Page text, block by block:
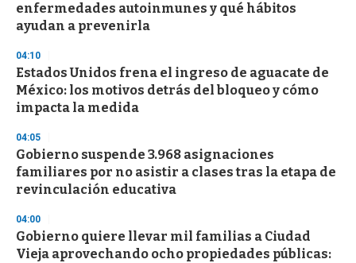
enfermedades autoinmunes y qué hábitos
ayudan a prevenirla
04:10
Estados Unidos frena el ingreso de aguacate de
México: los motivos detrás del bloqueo y cómo
impacta la medida
04:05
Gobierno suspende 3.968 asignaciones
familiares por no asistir a clases tras la etapa de
revinculación educativa
04:00
Gobierno quiere llevar mil familias a Ciudad
Vieja aprovechando ocho propiedades públicas: